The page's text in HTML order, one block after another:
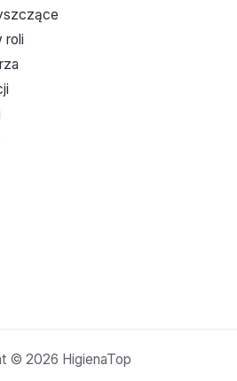
roli
© 2026 HigienaTop